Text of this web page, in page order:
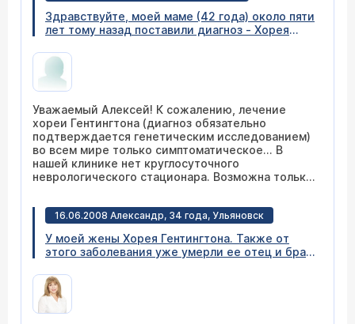
Здравствуйте, моей маме (42 года) около пяти
лет тому назад поставили диагноз - Хорея
проводится, с каждым годом она все хуже
двигается и уже практически не
разговаривает. Возможно улучшить её
Уважаемый Алексей! К сожалению, лечение
хореи Гентингтона (диагноз обязательно
подтверждается генетическим исследованием)
во всем мире только симптоматическое... В
нашей клинике нет круглосуточного
неврологического стационара. Возможна только
(расписание приема).
16.06.2008 Александр, 34 года, Ульяновск
У моей жены Хорея Гентингтона. Также от
этого заболевания уже умерли ее отец и брат.
признакам в изменинии поведения ребенка
просмотреть черты данного заболевания.
Ранее периодически проходили диагностику